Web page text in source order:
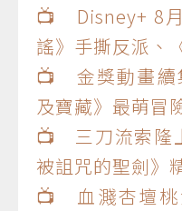
📺 Disney+ 8
謠》手撕反派、
📺 金獎動畫續
及寶藏》最萌冒
📺 三刀流索隆
被詛咒的聖劍》
📺 血濺杏壇桃